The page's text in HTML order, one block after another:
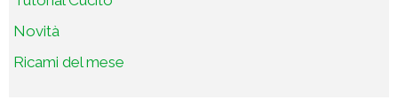
Novità
Ricami del mese